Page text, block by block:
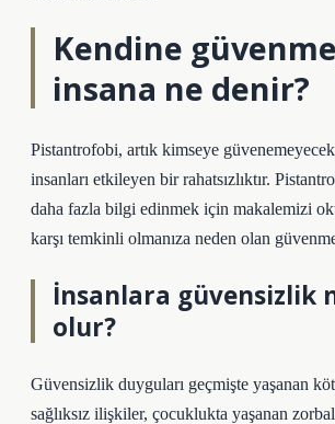
Kendine
insana ne denir?
Pistantrofobi, artık kimseye
insanları etkileyen bir rahatsızlıktır.
daha fazla bilgi edinmek için makalemizi
karşı temkinli olmanıza neden olan
İnsanlara güvensizlik
olur?
Güvensizlik duyguları geçmişte yaşanan
sağlıksız ilişkiler, çocuklukta yaşanan